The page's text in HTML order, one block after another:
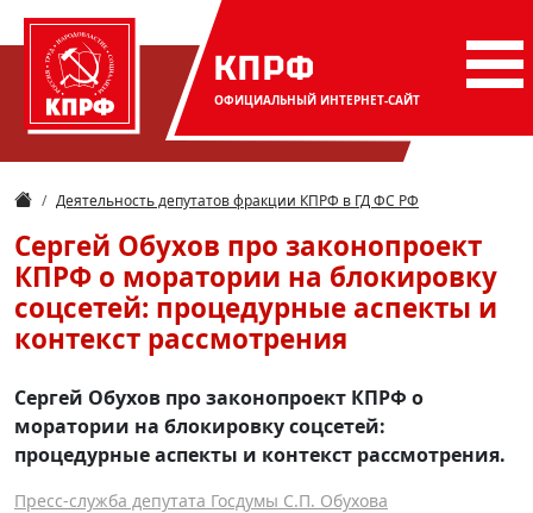
КПРФ
ОФИЦИАЛЬНЫЙ ИНТЕРНЕТ-САЙТ
Деятельность депутатов фракции КПРФ в ГД ФС РФ
Сергей Обухов про законопроект
КПРФ о моратории на блокировку
соцсетей: процедурные аспекты и
контекст рассмотрения
Сергей Обухов про законопроект КПРФ о
моратории на блокировку соцсетей:
процедурные аспекты и контекст рассмотрения.
Пресс-служба депутата Госдумы С.П. Обухова